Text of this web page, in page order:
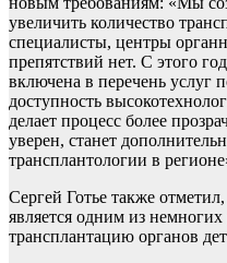
увеличить количество
специалисты, центры
препятствий нет. С этого
включена в перечень
доступность
делает процесс более
уверен, станет
трансплантологии в
Сергей Готье также
является одним из
трансплантацию органов